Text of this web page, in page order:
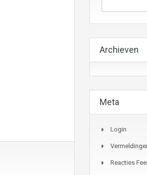
Archieven
Meta
Login
Reacties